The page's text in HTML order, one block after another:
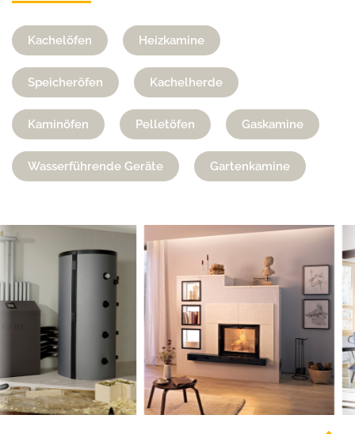
Kachelöfen Heizkamine
Speicheröfen Kachelherde
Kaminöfen Pelletöfen Gaskamine
Wasserführende Geräte Gartenkamine